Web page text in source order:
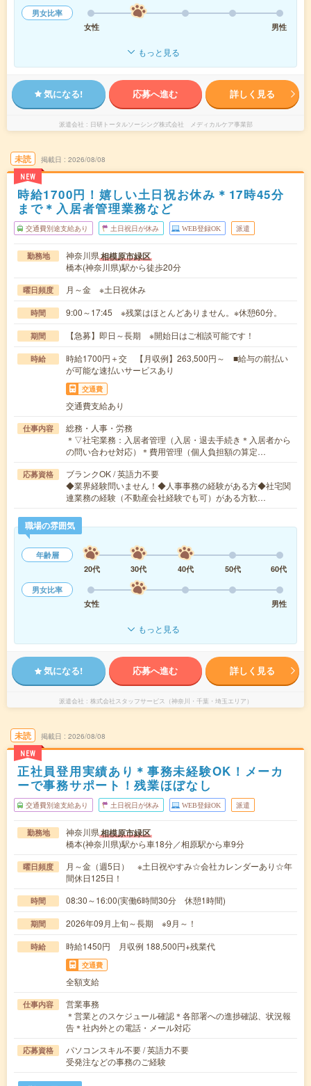
男女比率
女性
男性
もっと見る
気になる! 応募へ進む 詳しく見る
派遣会社 日研トータルソーシング株式会社 メディカルケア事業部
未読
NEW
掲載日 2026/08/08
時給1700円！嬉しい土日祝お休み＊17時45分
まで＊入居者管理業務など
交通費別途支給あり 土日祝日が休み WEB登録OK 派遣
勤務地 神奈川県相模原市緑区
橋本(神奈川県)駅から徒歩20分
曜日頻度 月～金 ※土日祝休み
時間 9:00～17:45 ※残業はほとんどありません。※休憩60分。
期間 【急募】即日～長期 ※開始日はご相談可能です！
時給
時給1700円＋交 【月収例】263,500円～ ■給与の前払い
が可能な速払いサービスあり
交通費
交通費支給あり
仕事内容
総務・人事・労務
＊▽社宅業務：入居者管理（入居・退去手続き＊入居者から
の問い合わせ対応）＊費用管理（個人負担額の算定…
応募資格
ブランクOK / 英語力不要
◆業界経験問いません！◆人事事務の経験がある方◆社宅関
連業務の経験（不動産会社経験でも可）がある方歓…
職場の雰囲気
年齢層
20代
30代 40代 50代
60代
男女比率
女性
男性
もっと見る
気になる! 応募へ進む 詳しく見る
派遣会社 株式会社スタッフサービス（神奈川・千葉・埼玉エリア）
未読
NEW
掲載日 2026/08/08
正社員登用実績あり＊事務未経験OK！メーカ
ーで事務サポート！残業ほぼなし
交通費別途支給あり 土日祝日が休み WEB登録OK 派遣
勤務地 神奈川県相模原市緑区
橋本(神奈川県)駅から車18分／相原駅から車9分
曜日頻度
月～金（週5日） ※土日祝やすみ☆会社カレンダーあり☆年
間休日125日！
時間 08:30～16:00(実働6時間30分 休憩1時間)
期間 2026年09月上旬～長期 ※9月～！
時給 時給1450円 月収例 188,500円+残業代
交通費
全額支給
仕事内容
営業事務
＊営業とのスケジュール確認＊各部署への進捗確認、状況報
告＊社内外との電話・メール対応
応募資格
パソコンスキル不要 / 英語力不要
受発注などの事務のご経験